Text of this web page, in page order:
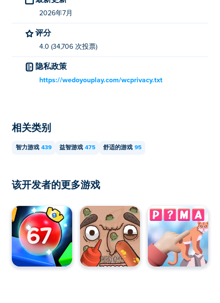
2026年7月
评分
4.0 (34,706 次投票)
隐私政策
https://wedoyouplay.com/wcprivacy.txt
相关类别
智力游戏 439 益智游戏 475 舒适的游戏 95
该开发者的更多游戏